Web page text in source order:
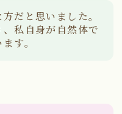
だと思いました。
私自身が自然体で
す。